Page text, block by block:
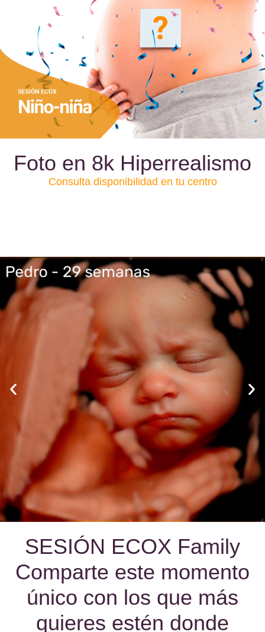
Foto en 8k Hiperrealismo
Consulta disponibilidad en tu centro
SESIÓN ECOX Family
Comparte este momento
único con los que más
quieres estén donde